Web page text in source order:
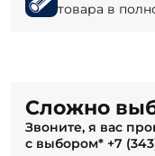
товара в
Сложно
Звоните, я вас
с выбором* +7